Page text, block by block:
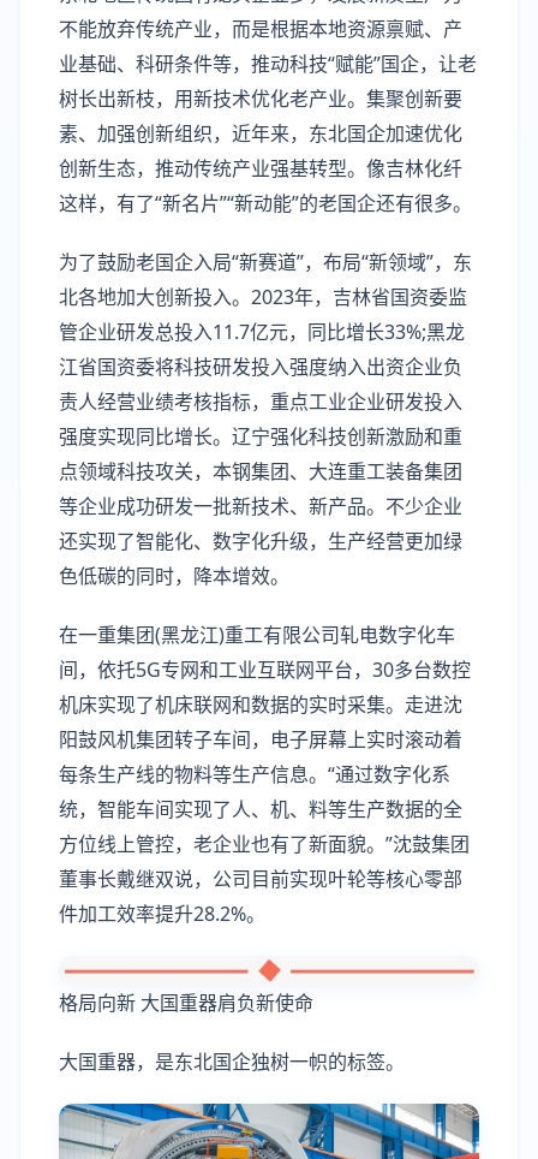
不能放弃传统产业，而是根据本地资源禀赋、产
业基础、科研条件等，推动科技“赋能”国企，让老
树长出新枝，用新技术优化老产业。集聚创新要
素、加强创新组织，近年来，东北国企加速优化
创新生态，推动传统产业强基转型。像吉林化纤
这样，有了“新名片”“新动能”的老国企还有很多。
为了鼓励老国企入局“新赛道”，布局“新领域”，东
北各地加大创新投入。2023年，吉林省国资委监
管企业研发总投入11.7亿元，同比增长33%;黑龙
江省国资委将科技研发投入强度纳入出资企业负
责人经营业绩考核指标，重点工业企业研发投入
强度实现同比增长。辽宁强化科技创新激励和重
点领域科技攻关，本钢集团、大连重工装备集团
等企业成功研发一批新技术、新产品。不少企业
还实现了智能化、数字化升级，生产经营更加绿
色低碳的同时，降本增效。
在一重集团(黑龙江)重工有限公司轧电数字化车
间，依托5G专网和工业互联网平台，30多台数控
机床实现了机床联网和数据的实时采集。走进沈
阳鼓风机集团转子车间，电子屏幕上实时滚动着
每条生产线的物料等生产信息。“通过数字化系
统，智能车间实现了人、机、料等生产数据的全
方位线上管控，老企业也有了新面貌。”沈鼓集团
董事长戴继双说，公司目前实现叶轮等核心零部
件加工效率提升28.2%。
格局向新 大国重器肩负新使命
大国重器，是东北国企独树一帜的标签。